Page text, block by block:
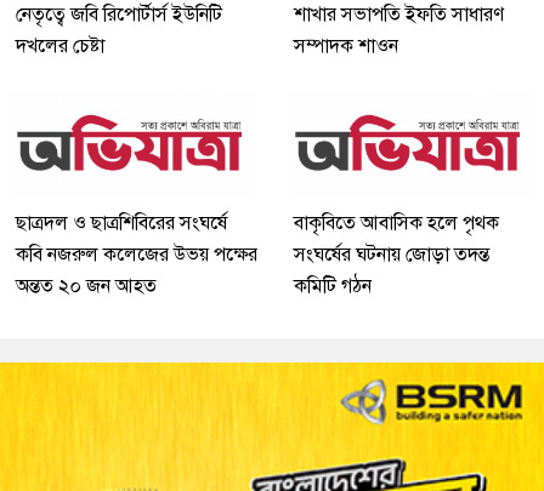
নেতৃত্বে জবি রিপোর্টার্স ইউনিটি
দখলের চেষ্টা
শাখার সভাপতি ইফতি সাধারণ
সম্পাদক শাওন
ছাত্রদল ও ছাত্রশিবিরের সংঘর্ষে
কবি নজরুল কলেজের উভয় পক্ষের
অন্তত ২০ জন আহত
বাকৃবিতে আবাসিক হলে পৃথক
সংঘর্ষের ঘটনায় জোড়া তদন্ত
কমিটি গঠন